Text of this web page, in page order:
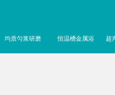
均质匀浆研磨 恒温槽金属浴 超